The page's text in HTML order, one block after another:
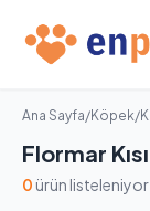
Ana Sayfa/Köpek/
Flormar
0 ürün listeleniyor